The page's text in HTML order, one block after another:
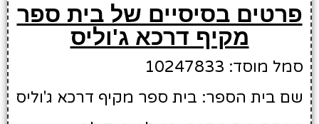
פרטים בסיסיים של בית ספר
מקיף דרכא ג'וליס
סמל מוסד: 10247833
שם בית הספר: בית ספר מקיף דרכא ג'וליס